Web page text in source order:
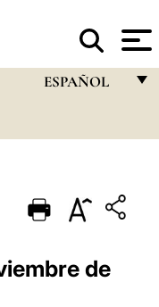
ESPAÑOL
PORTUGUÊS
ESPAÑOLde